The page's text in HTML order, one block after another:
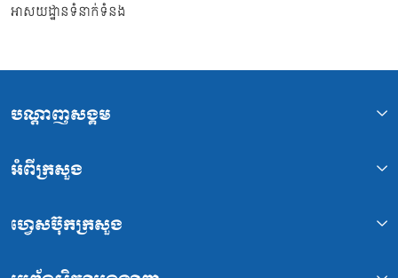
អាសយដ្ឋានទំនាក់ទំនង
បណ្ដាញសង្គម
អំពីក្រសួង
ហ្វេសប៊ុកក្រសួង